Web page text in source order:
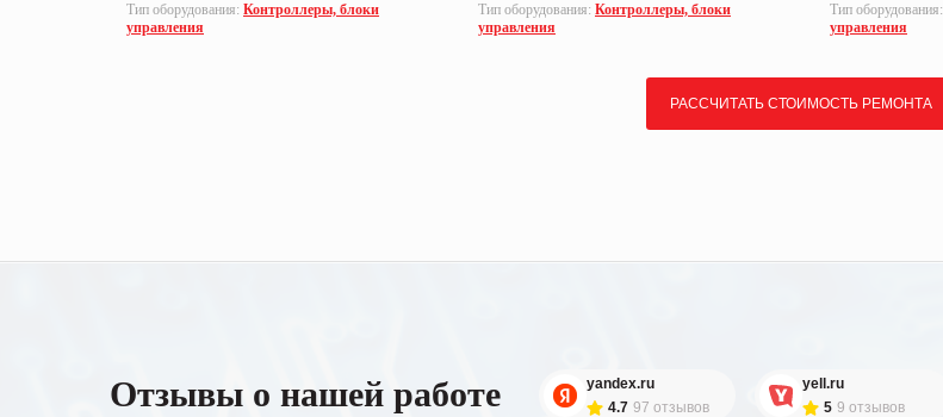
Тип оборудования: Контроллеры, блоки
управления
Тип оборудования: Контроллеры, блоки
управления
Тип оборудования:
управления
РАССЧИТАТЬ СТОИМОСТЬ РЕМОНТА
Отзывы о нашей работе
yandex.ru
4.7 97 отзывов
yell.ru
5 9 отзывов